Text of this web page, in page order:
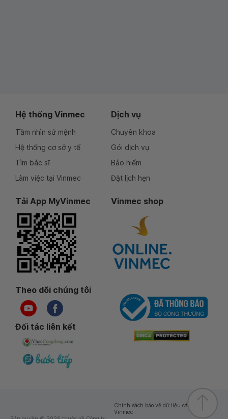
Hệ thống Vinmec
Tầm nhìn sứ mệnh
Hệ thống cơ sở y tế
Tìm bác sĩ
Làm việc tại Vinmec
Dịch vụ
Chuyên khoa
Gói dịch vụ
Bảo hiểm
Đặt lịch hẹn
Tải App MyVinmec Vinmec shop
Theo dõi chúng tôi
Đối tác liên kết
Chính sách bảo vệ dữ liệu cá nhân của
Vinmec